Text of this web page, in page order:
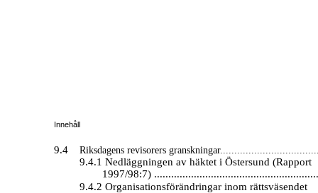
Innehåll
9.4 Riksdagens revisorers
9.4.1 Nedläggningen av häktet i Östersund (Rapport
1997/98:7)
9.4.2 Organisationsförändringar inom rättsväsendet